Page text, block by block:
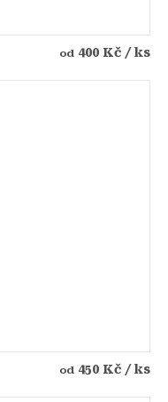
od 400 Kč / ks
od 450 Kč / ks